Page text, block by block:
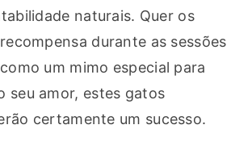
naturais. Quer os
durante as sessões
um mimo especial para
seu amor, estes gatos
certamente um sucesso.